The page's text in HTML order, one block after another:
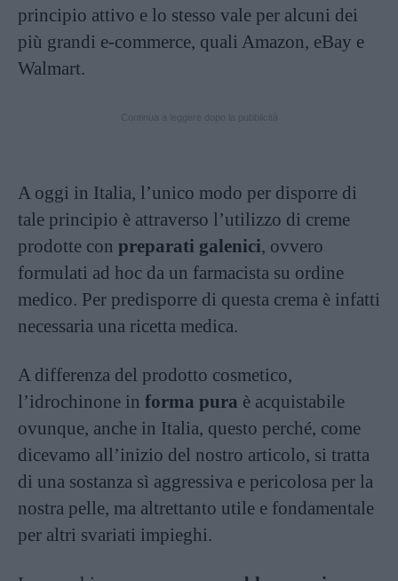
principio attivo e lo stesso vale per alcuni dei
più grandi e-commerce, quali Amazon, eBay e
Walmart.
A oggi in Italia, l’unico modo per disporre di
tale principio è attraverso l’utilizzo di creme
prodotte con preparati galenici, ovvero
formulati ad hoc da un farmacista su ordine
medico. Per predisporre di questa crema è infatti
necessaria una ricetta medica.
A differenza del prodotto cosmetico,
l’idrochinone in forma pura è acquistabile
ovunque, anche in Italia, questo perché, come
dicevamo all’inizio del nostro articolo, si tratta
di una sostanza sì aggressiva e pericolosa per la
nostra pelle, ma altrettanto utile e fondamentale
per altri svariati impieghi.